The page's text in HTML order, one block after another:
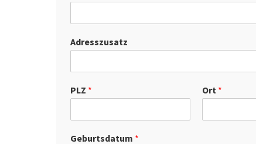
Adresszusatz
PLZ * Ort *
Geburtsdatum *